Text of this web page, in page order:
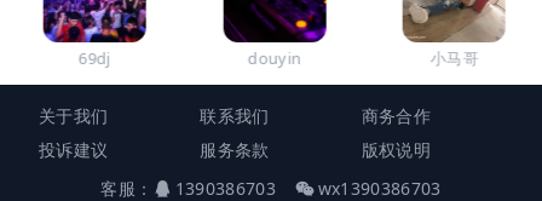
69dj douyin 小马哥
关于我们 联系我们
商务合作
投诉建议
服务条款
版权说明
客服：
1390386703 wx1390386703